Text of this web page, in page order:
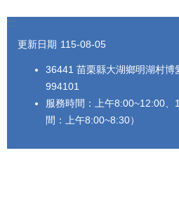
:::
更新日期 115-08-05
36441 苗栗縣大湖鄉明湖村
994101
服務時間：上午8:00~12:00
間：上午8:00~8:30）